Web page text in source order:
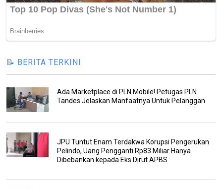
📝 BERITA TERKINI
Ada Marketplace di PLN Mobile! Petugas PLN
Tandes Jelaskan Manfaatnya Untuk Pelanggan
JPU Tuntut Enam Terdakwa Korupsi Pengerukan
Pelindo, Uang Pengganti Rp83 Miliar Hanya
Dibebankan kepada Eks Dirut APBS